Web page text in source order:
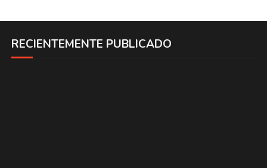
RECIENTEMENTE PUBLICADO